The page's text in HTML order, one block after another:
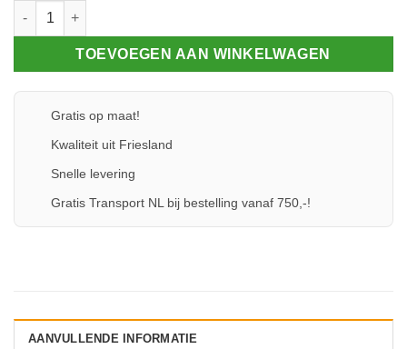
Klemprofielset - Onderprofiel - 80.10 aantal
TOEVOEGEN AAN WINKELWAGEN
Gratis op maat!
Kwaliteit uit Friesland
Snelle levering
Gratis Transport NL bij bestelling vanaf 750,-!
AANVULLENDE INFORMATIE